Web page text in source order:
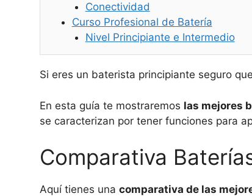
Conectividad
Curso Profesional de Batería
Nivel Principiante e Intermedio
Si eres un baterista principiante seguro
En esta guía te mostraremos las mejores
se caracterizan por tener funciones para
Comparativa
Aquí tienes una comparativa de las